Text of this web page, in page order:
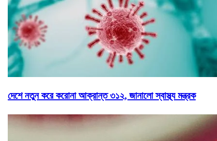
দেশে নতুন করে করোনা আক্রান্ত ৩১২, জানালো স্বাস্থ্য মন্ত্রক